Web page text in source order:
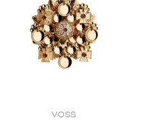
VOSS